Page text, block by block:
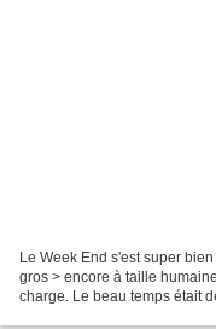
Le Week End s'est super
gros > encore à taille
charge. Le beau temps était